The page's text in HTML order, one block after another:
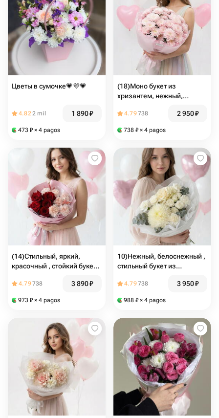
Цветы в сумочке💗💜💗
4.822 mil 1 890₽
473 ₽ × 4 pagos
(18)Моно букет из
хризантем, нежный,
прекрасный букет для
4.79738 2 950₽
738 ₽ × 4 pagos
(14)Стильный, яркий,
красочный , стойкий букет
розы Эквадор
4.79738 3 890₽
973 ₽ × 4 pagos
10)Нежный, белоснежный ,
стильный букет из
французской розы,
4.79738 3 950₽
988 ₽ × 4 pagos